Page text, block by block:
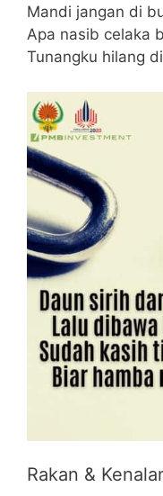
Mandi jangan di
Apa nasib celaka
Tunangku hilang
Rakan &